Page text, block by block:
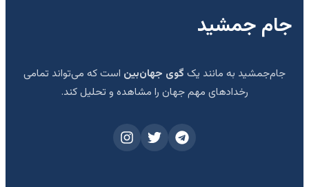
جام جمشید
جام‌جمشید به مانند یک گوی جهان‌بین است که می‌تواند تمامی
رخدادهای مهم جهان را مشاهده و تحلیل کند.